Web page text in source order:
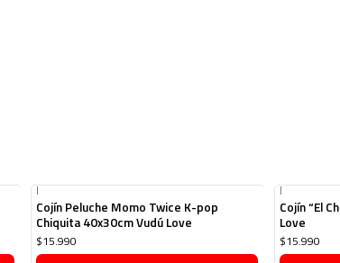
|
Cojín Peluche Momo Twice K-pop
Chiquita 40x30cm Vudú Love
$15.990
|
Cojín “El
Love
$15.990